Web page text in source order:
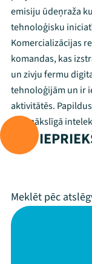
emisiju ūdeņraža
tehnoloģisku
Komercializācijas
komandas, kas
un zivju fermu
tehnoloģijām un ir
aktivitātēs.
par mākslīgā